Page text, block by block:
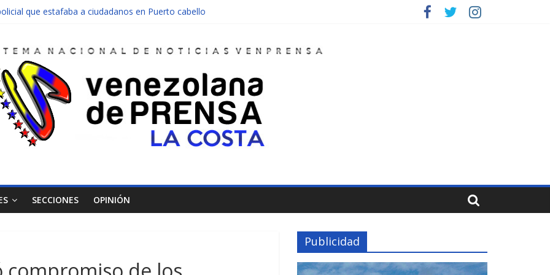
que estafaba a ciudadanos en Puerto cabello
abandonado de Chichiriviche
entre Colombia y Margarita el 27 de junio
SECCIONES OPINIÓN
Publicidad